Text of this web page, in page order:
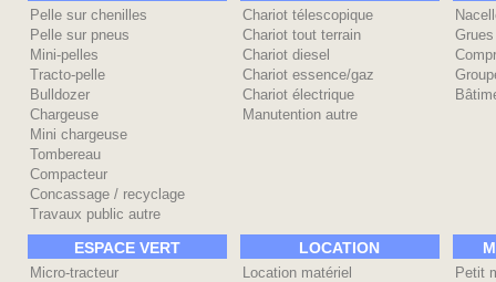
Pelle sur chenilles
Pelle sur pneus
Mini-pelles
Tracto-pelle
Bulldozer
Chargeuse
Mini chargeuse
Tombereau
Compacteur
Concassage / recyclage
Travaux public autre
Chariot télescopique
Chariot tout terrain
Chariot diesel
Chariot essence/gaz
Chariot électrique
Manutention autre
Grues
ESPACE VERT
Micro-tracteur
LOCATION
Location matériel
Petit